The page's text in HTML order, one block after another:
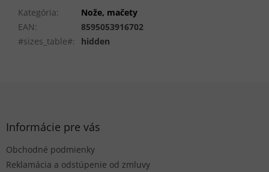
Kategória:
Nože, mačety
EAN:
8595053916702
#sizes_table#: hidden
Informácie pre vás
Obchodné podmienky
Reklamácia a odstúpenie od zmluvy